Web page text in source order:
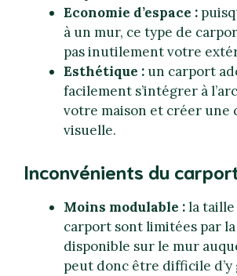
Economie d’espace :
à un mur, ce type de
pas inutilement votre
Esthétique : un carport
facilement s’intégrer à
votre maison et créer une
visuelle.
Inconvénients du
Moins modulable :la
carport sont limitées par
disponible sur le mur
peut donc être difficile d’y